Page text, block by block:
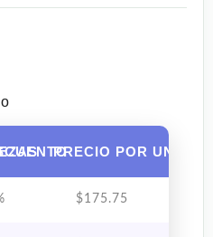
PRECIO POR UNIDAD
$175.75